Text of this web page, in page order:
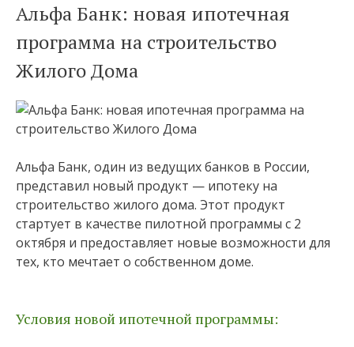
Альфа Банк: новая ипотечная
программа на строительство
Жилого Дома
Альфа Банк, один из ведущих банков в России,
представил новый продукт — ипотеку на
строительство жилого дома. Этот продукт
стартует в качестве пилотной программы с 2
октября и предоставляет новые возможности для
тех, кто мечтает о собственном доме.
Условия новой ипотечной программы: